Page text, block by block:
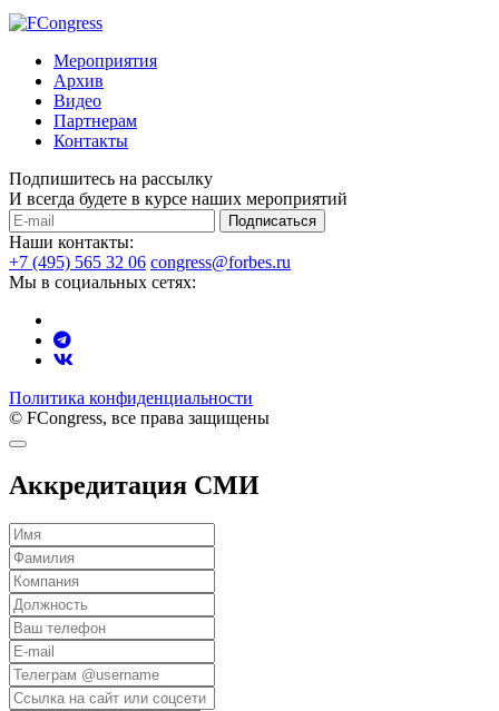
Мероприятия
Архив
Видео
Партнерам
Контакты
Подпишитесь на рассылку
И всегда будете в курсе наших мероприятий
Подписаться
Наши контакты:
+7 (495) 565 32 06 congress@forbes.ru
Мы в социальных сетях:
Политика конфиденциальности
© FCongress, все права защищены
Аккредитация СМИ